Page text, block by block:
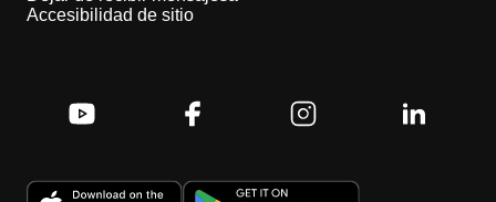
Accesibilidad de sitio